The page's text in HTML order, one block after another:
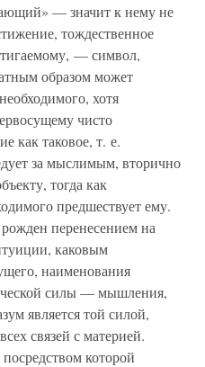
— значит к нему не
тождественное
— символ,
образом может
хотя
чисто
как таковое, т. е.
за мыслимым, вторично
тогда как
предшествует ему.
перенесением на
каковым
наименования
силы — мышления,
является той силой,
связей с материей.
которой